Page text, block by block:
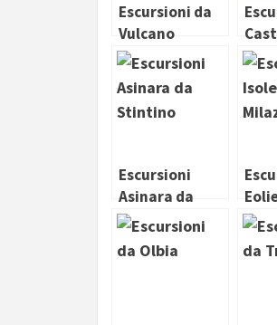
Escursioni da
Vulcano
Volsci
Escursioni
Asinara da
Stintino